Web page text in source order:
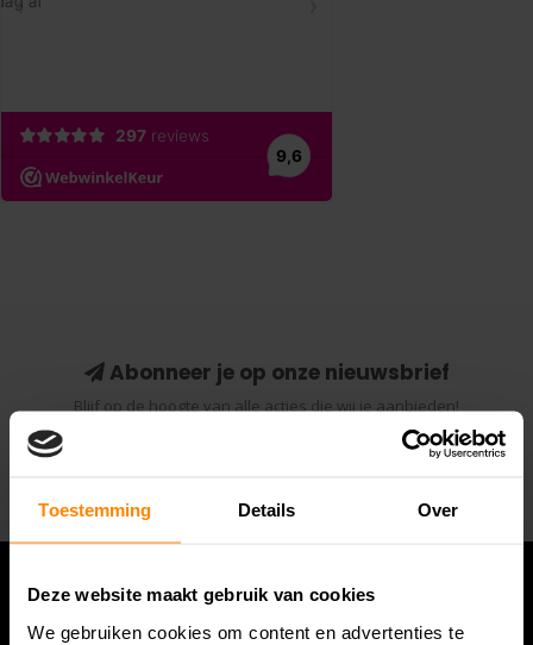
Toestemming Details Over
Deze website maakt gebruik van cookies
We gebruiken cookies om content en advertenties te
Abonneer je op onze nieuwsbrief
Blijf op de hoogte van alle acties die wij je aanbieden!
Abonneer